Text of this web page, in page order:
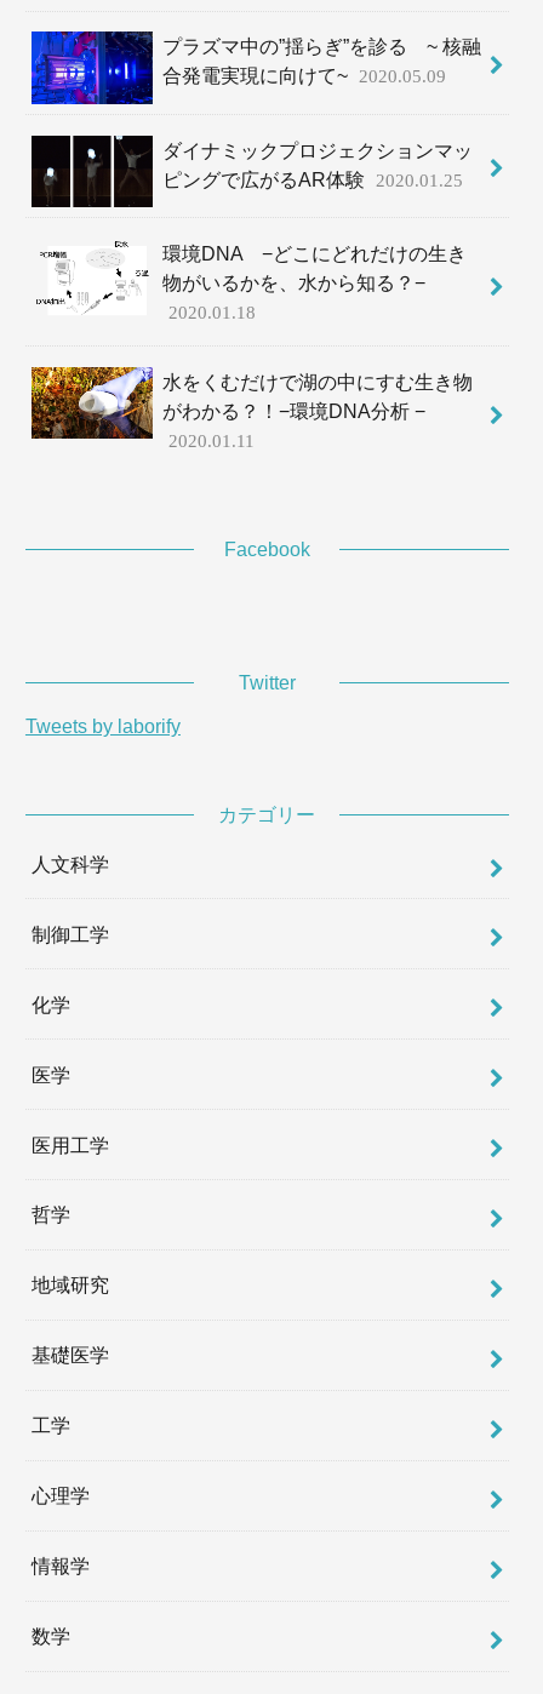
プラズマ中の”揺らぎ”を診る ~ 核融
合発電実現に向けて~
2020.05.09
ダイナミックプロジェクションマッ
ピングで広がるAR体験
2020.01.25
環境DNA −どこにどれだけの生き
物がいるかを、水から知る？−
2020.01.18
水をくむだけで湖の中にすむ生き物
がわかる？！−環境DNA分析 −
2020.01.11
Facebook
Twitter
Tweets by laborify
カテゴリー
人文科学
制御工学
化学
医学
医用工学
哲学
地域研究
基礎医学
工学
心理学
情報学
数学